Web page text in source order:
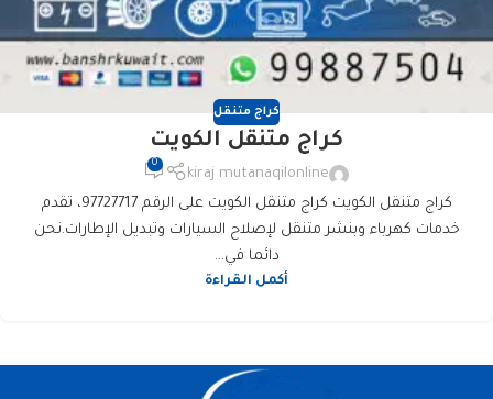
كراج متنقل
كراج متنقل الكويت
kiraj mutanaqilonline
0
كراج متنقل الكويت كراج متنقل الكويت على الرقم 97727717، تقدم
خدمات كهرباء وبنشر متنقل لإصلاح السيارات وتبديل الإطارات.نحن
دائما في...
أكمل القراءة